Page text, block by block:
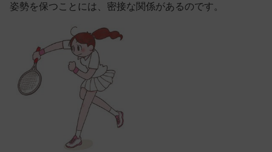
姿勢を保つことには、密接な関係があるのです。